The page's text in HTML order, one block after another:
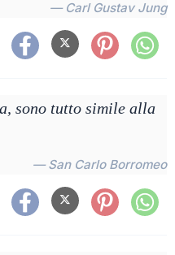
— Carl Gustav Jung
sono tutto simile alla
— San Carlo Borromeo